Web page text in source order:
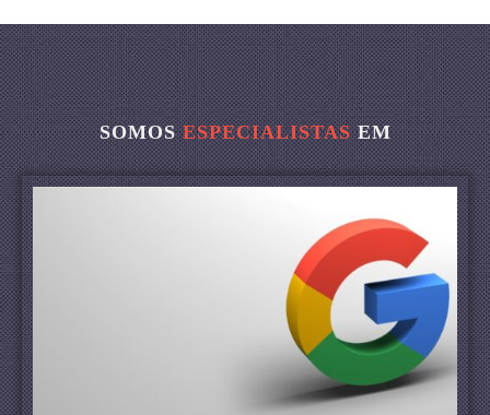
SOMOSESPECIALISTASEM